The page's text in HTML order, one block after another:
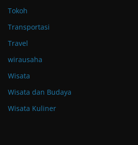
Tokoh
Transportasi
Travel
wirausaha
Wisata
Wisata dan Budaya
Wisata Kuliner